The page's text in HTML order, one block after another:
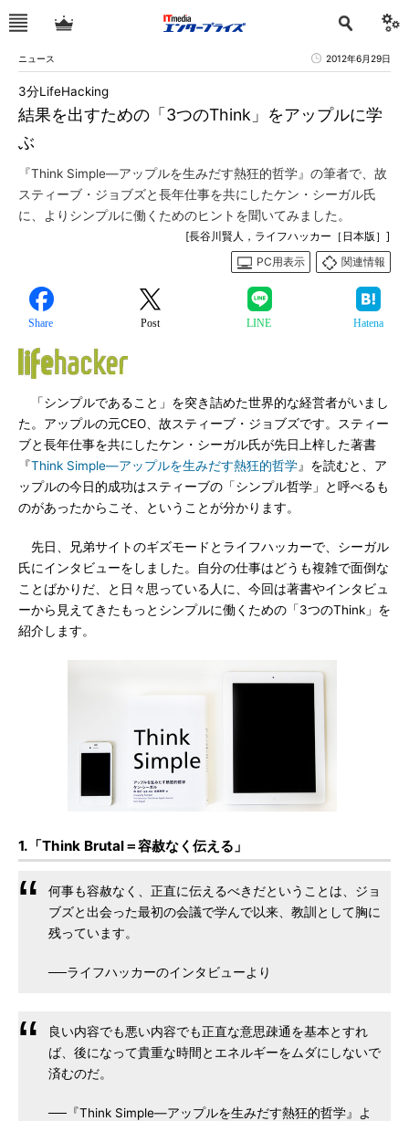
ニュース 2012年6月29日
結果を出すための「3つのThink」をアップルに学
ぶ
3分LifeHacking
『Think Simple―アップルを生みだす熱狂的哲学』の筆者で、故
スティーブ・ジョブズと長年仕事を共にしたケン・シーガル氏
に、よりシンプルに働くためのヒントを聞いてみました。
[長谷川賢人，ライフハッカー［日本版］]
PC用表示
関連情報
Share Post LINE Hatena
「シンプルであること」を突き詰めた世界的な経営者がいまし
た。アップルの元CEO、故スティーブ・ジョブズです。スティー
ブと長年仕事を共にしたケン・シーガル氏が先日上梓した著書
『Think Simple―アップルを生みだす熱狂的哲学』を読むと、ア
ップルの今日的成功はスティーブの「シンプル哲学」と呼べるも
のがあったからこそ、ということが分かります。
先日、兄弟サイトのギズモードとライフハッカーで、シーガル
氏にインタビューをしました。自分の仕事はどうも複雑で面倒な
ことばかりだ、と日々思っている人に、今回は著書やインタビュ
ーから見えてきたもっとシンプルに働くための「3つのThink」を
紹介します。
1.「Think Brutal＝容赦なく伝える」
何事も容赦なく、正直に伝えるべきだということは、ジョ
ブズと出会った最初の会議で学んで以来、教訓として胸に
残っています。
──ライフハッカーのインタビューより
良い内容でも悪い内容でも正直な意思疎通を基本とすれ
ば、後になって貴重な時間とエネルギーをムダにしないで
済むのだ。
──『Think Simple―アップルを生みだす熱狂的哲学』よ